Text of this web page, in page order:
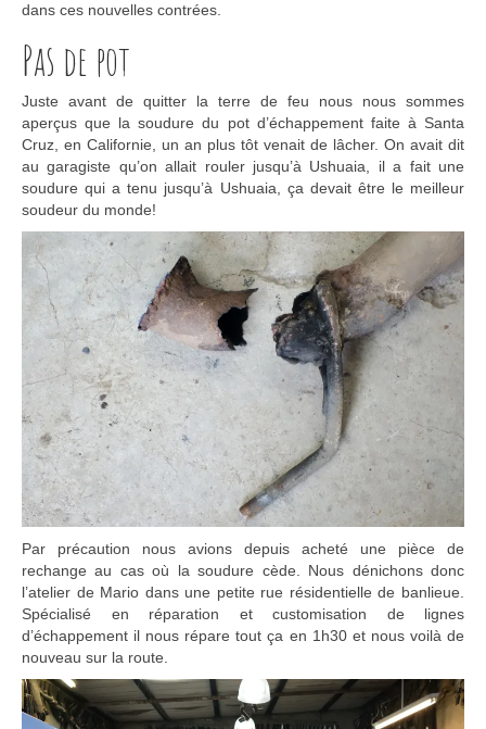
dans ces nouvelles contrées.
Pas de pot
Juste avant de quitter la terre de feu nous nous sommes
aperçus que la soudure du pot d’échappement faite à Santa
Cruz, en Californie, un an plus tôt venait de lâcher. On avait dit
au garagiste qu’on allait rouler jusqu’à Ushuaia, il a fait une
soudure qui a tenu jusqu’à Ushuaia, ça devait être le meilleur
soudeur du monde!
Par précaution nous avions depuis acheté une pièce de
rechange au cas où la soudure cède. Nous dénichons donc
l’atelier de Mario dans une petite rue résidentielle de banlieue.
Spécialisé en réparation et customisation de lignes
d’échappement il nous répare tout ça en 1h30 et nous voilà de
nouveau sur la route.